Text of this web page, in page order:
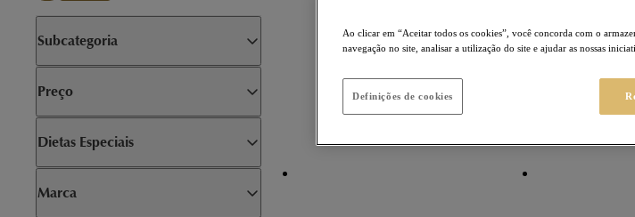
Subcategoria
Preço
Dietas Especiais
Marca
Ao clicar em “Aceitar todos os cookies”, você concorda com o
navegação no site, analisar a utilização do site e ajudar as nossas
Definições de cookies